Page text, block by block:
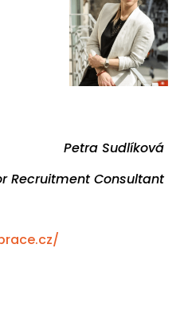
Petra Sudlíková
Recruitment Consultant